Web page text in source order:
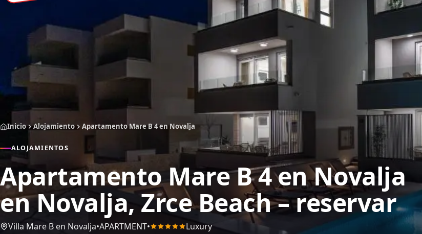
Inicio Alojamiento Apartamento Mare B 4 en Novalja
ALOJAMIENTOS
Apartamento Mare B 4 en Novalja
en Novalja, Zrce Beach – reservar
Villa Mare B en Novalja•APARTMENT• Luxury